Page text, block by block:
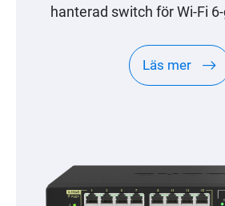
hanterad switch för Wi-Fi
Läs mer